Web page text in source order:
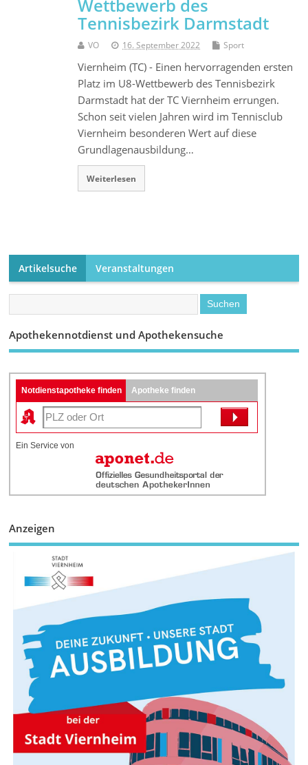
Wettbewerb des
Tennisbezirk Darmstadt
VO 16. September 2022 Sport
Viernheim (TC) - Einen hervorragenden ersten
Platz im U8-Wettbewerb des Tennisbezirk
Darmstadt hat der TC Viernheim errungen.
Schon seit vielen Jahren wird im Tennisclub
Viernheim besonderen Wert auf diese
Grundlagenausbildung…
Weiterlesen
Artikelsuche Veranstaltungen
Apothekennotdienst und Apothekensuche
Notdienstapotheke finden Apotheke finden
Ein Service von
Anzeigen